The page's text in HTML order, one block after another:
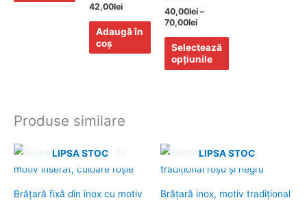
42,00lei
Adaugă în
coș
40,00lei –
70,00lei
Selectează
opțiunile
în
pagina
produsului.
Produse similare
LIPSA STOC
Brăţară fixă din inox cu motiv
LIPSA STOC
Brăţară inox, motiv tradiţional